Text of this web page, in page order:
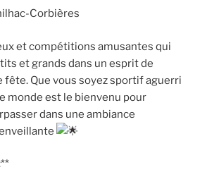
Corbières
et compétitions amusantes qui
et grands dans un esprit de
fête. Que vous soyez sportif aguerri
monde est le bienvenu pour
dans une ambiance